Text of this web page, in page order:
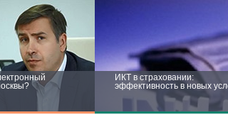
ИКТ в страховании:
эффективность в новых